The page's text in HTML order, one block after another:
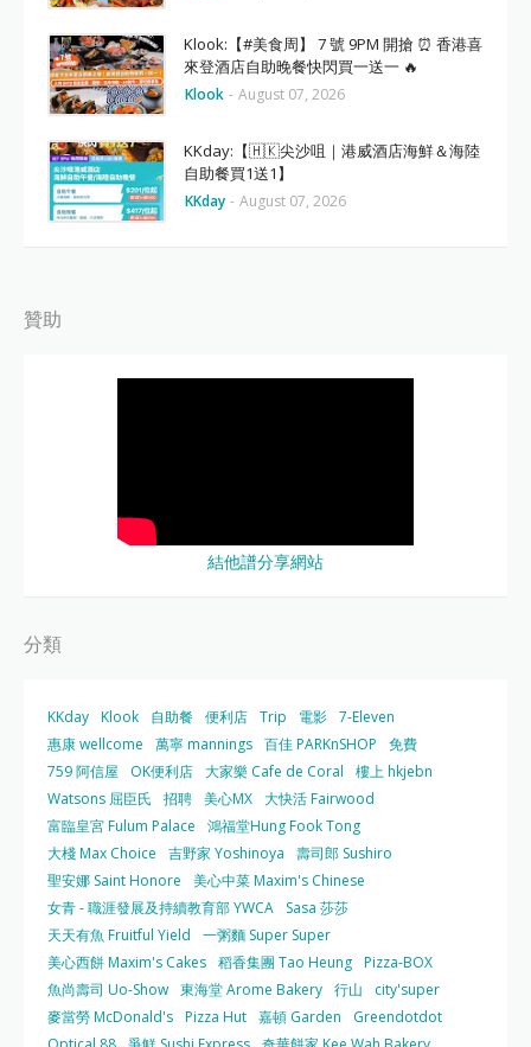
Klook:【#美食周】 7 號 9PM 開搶 ⏰ 香港喜
來登酒店自助晚餐快閃買一送一 🔥
Klook - August 07, 2026
KKday:【🇭🇰尖沙咀｜港威酒店海鮮＆海陸
自助餐買1送1】
KKday - August 07, 2026
贊助
結他譜分享網站
分類
KKday Klook 自助餐 便利店 Trip 電影 7-Eleven
惠康 wellcome
萬寧 mannings 百佳 PARKnSHOP
免費
759 阿信屋
OK便利店 大家樂 Cafe de Coral
樓上 hkjebn
Watsons 屈臣氏
招聘 美心MX 大快活 Fairwood
富臨皇宮 Fulum Palace
鴻福堂Hung Fook Tong
大棧 Max Choice
吉野家 Yoshinoya
壽司郎 Sushiro
聖安娜 Saint Honore
美心中菜 Maxim's Chinese
女青 - 職涯發展及持續教育部 YWCA
Sasa 莎莎
天天有魚 Fruitful Yield
一粥麵 Super Super
美心西餅 Maxim's Cakes 稻香集團 Tao Heung Pizza-BOX
魚尚壽司 Uo-Show 東海堂 Arome Bakery 行山
city'super
麥當勞 McDonald's Pizza Hut 嘉頓 Garden
Greendotdot